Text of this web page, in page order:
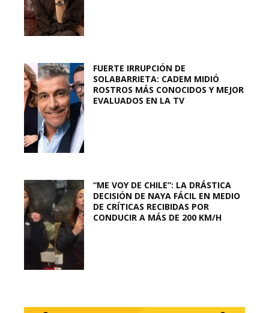
FUERTE IRRUPCIÓN DE
SOLABARRIETA: CADEM MIDIÓ
ROSTROS MÁS CONOCIDOS Y MEJOR
EVALUADOS EN LA TV
“ME VOY DE CHILE”: LA DRÁSTICA
DECISIÓN DE NAYA FÁCIL EN MEDIO
DE CRÍTICAS RECIBIDAS POR
CONDUCIR A MÁS DE 200 KM/H